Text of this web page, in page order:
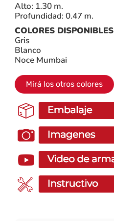
Alto: 1.30 m.
Profundidad: 0.47 m.
COLORES DISPONIBLES
Gris
Blanco
Noce Mumbai
Mirá los otros colores